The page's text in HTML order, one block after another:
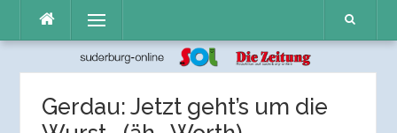
Inhalt
Menü
Gerdau: Jetzt geht’s um die